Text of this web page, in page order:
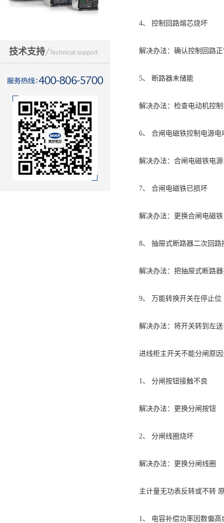
技术支持 Technical support
4、 控制回路熔芯烧坏
解决办法：确认控制回路正
5、 断路器未储能
解决办法：检查电动机控制
6、 合闸电磁铁控制电源电
解决办法：合闸电磁铁电源
7、 合闸电磁铁已损坏
解决办法：更换合闸电磁铁
8、 抽屉式断路器二次回路
解决办法：把抽屉式断路器
9、 万能转换开关在停止位
解决办法：将开关转到左送
进线柜主开关不能分闸原因
1、 分闸按钮接触不良
解决办法：更换分闸按钮
2、 分闸线圈烧坏
解决办法：更换分闸线圈
主计量无功表反转或不转
1、 电容补偿功率因数偏高